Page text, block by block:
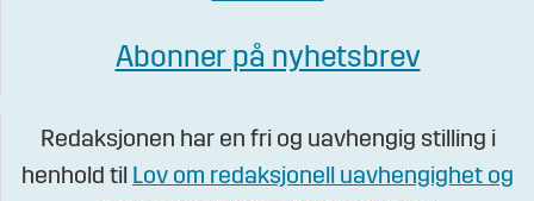
Abonner på nyhetsbrev
Redaksjonen har en fri og uavhengig stilling i
henhold til Lov om redaksjonell uavhengighet og